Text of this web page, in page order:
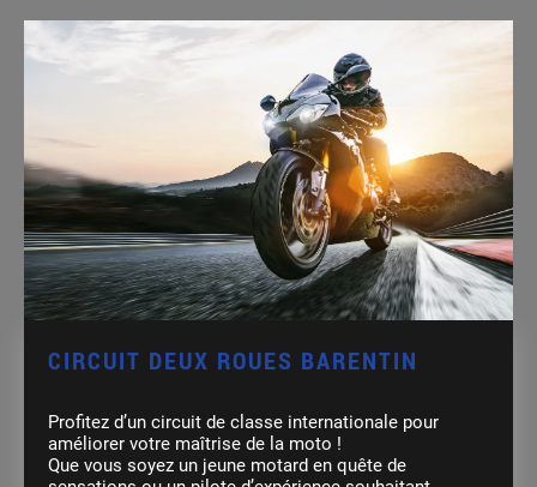
CIRCUIT DEUX ROUES BARENTIN
Profitez d’un circuit de classe internationale pour
améliorer votre maîtrise de la moto !
Que vous soyez un jeune motard en quête de